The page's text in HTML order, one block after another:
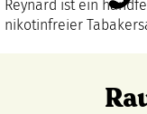
Reynard ist ein
nikotinfreier